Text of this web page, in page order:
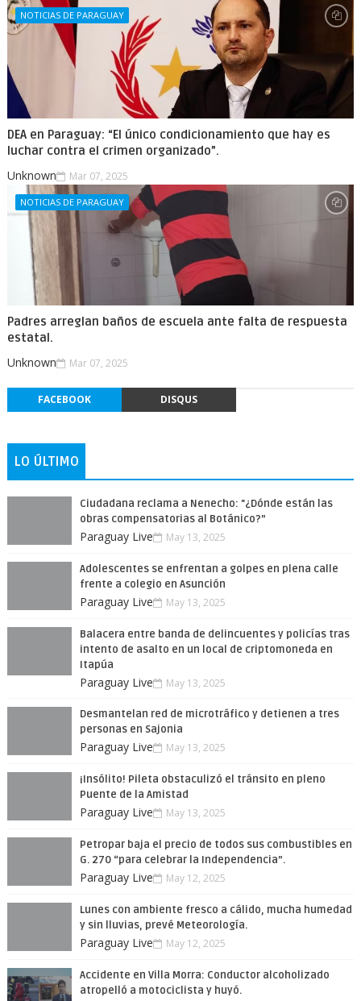
NOTICIAS DE PARAGUAY
DEA en Paraguay: “El único condicionamiento que hay es
luchar contra el crimen organizado”.
Unknown Mar 07, 2025
NOTICIAS DE PARAGUAY
Padres arreglan baños de escuela ante falta de respuesta
estatal.
Unknown Mar 07, 2025
FACEBOOK DISQUS
LO ÚLTIMO
Ciudadana reclama a Nenecho: "¿Dónde están las
obras compensatorias al Botánico?”
Paraguay Live May 13, 2025
Adolescentes se enfrentan a golpes en plena calle
frente a colegio en Asunción
Paraguay Live May 13, 2025
Balacera entre banda de delincuentes y policías tras
intento de asalto en un local de criptomoneda en
Itapúa
Paraguay Live May 13, 2025
Desmantelan red de microtráfico y detienen a tres
personas en Sajonia
Paraguay Live May 13, 2025
¡Insólito! Pileta obstaculizó el tránsito en pleno
Puente de la Amistad
Paraguay Live May 13, 2025
Petropar baja el precio de todos sus combustibles en
G. 270 “para celebrar la Independencia”.
Paraguay Live May 12, 2025
Lunes con ambiente fresco a cálido, mucha humedad
y sin lluvias, prevé Meteorología.
Paraguay Live May 12, 2025
Accidente en Villa Morra: Conductor alcoholizado
atropelló a motociclista y huyó.